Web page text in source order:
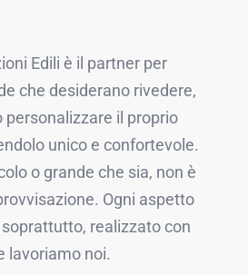
Edili è il partner per
che desiderano rivedere,
personalizzare il proprio
unico e confortevole.
o grande che sia, non è
Ogni aspetto
realizzato con
lavoriamo noi.